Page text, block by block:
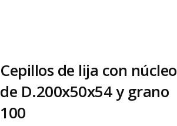
Cepillos de lija con núcleo
de D.200x50x54 y grano
100